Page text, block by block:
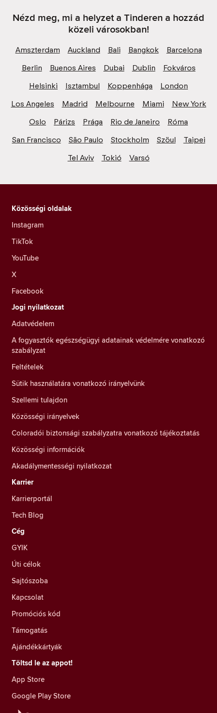
Nézd meg, mi a helyzet a Tinderen a hozzád
közeli városokban!
Amszterdam Auckland Bali Bangkok
Barcelona
Berlin
Buenos Aires Dubai Dublin
Fokváros
Helsinki
Isztambul Koppenhága
London
Los Angeles
Madrid Melbourne Miami
New York
Oslo
Párizs Prága Rio de Janeiro
Róma
San Francisco
São Paulo Stockholm Szöul
Taipei
Tel Aviv
Tokió Varsó
Közösségi oldalak
Instagram
TikTok
YouTube
X
Facebook
Jogi nyilatkozat
Adatvédelem
A fogyasztók egészségügyi adatainak védelmére vonatkozó
szabályzat
Feltételek
Sütik használatára vonatkozó irányelvünk
Szellemi tulajdon
Közösségi irányelvek
Coloradói biztonsági szabályzatra vonatkozó tájékoztatás
Közösségi információk
Akadálymentességi nyilatkozat
Karrier
Karrierportál
Tech Blog
Cég
GYIK
Úti célok
Sajtószoba
Kapcsolat
Promóciós kód
Támogatás
Ajándékkártyák
Töltsd le az appot!
App Store
Google Play Store